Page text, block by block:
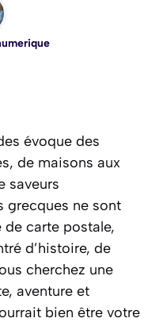
évoque des
de maisons aux
saveurs
grecques ne sont
de carte postale,
d’histoire, de
cherchez une
aventure et
bien être votre